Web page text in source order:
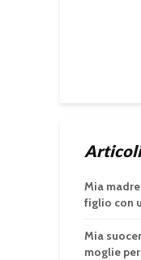
Mia
figlio con
Mia
moglie